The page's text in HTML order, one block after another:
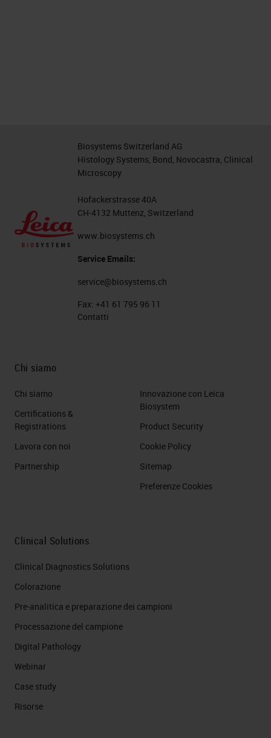
Biosystems Switzerland AG
Histology Systems, Bond, Novocastra, Clinical
Microscopy
Hofackerstrasse 40A
CH-4132 Muttenz, Switzerland
www.biosystems.ch
Service Emails:
service@biosystems.ch
Fax: +41 61 795 96 11
Contatti
Chi siamo
Chi siamo
Certifications &
Registrations
Lavora con noi
Partnership
Innovazione con Leica
Biosystem
Product Security
Cookie Policy
Sitemap
Preferenze Cookies
Clinical Solutions
Clinical Diagnostics Solutions
Colorazione
Pre-analitica e preparazione dei campioni
Processazione del campione
Digital Pathology
Webinar
Case study
Risorse